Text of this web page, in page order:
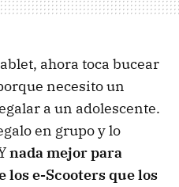
ahora toca bucear
necesito un
a un adolescente.
en grupo y lo
nada mejor para
los e-Scooters que los